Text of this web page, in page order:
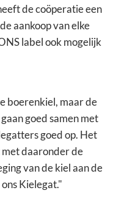
de coöperatie een
aankoop van elke
label ook mogelijk
boerenkiel, maar de
goed samen met
goed op. Het
met daaronder de
van de kiel aan de
Kielegat."